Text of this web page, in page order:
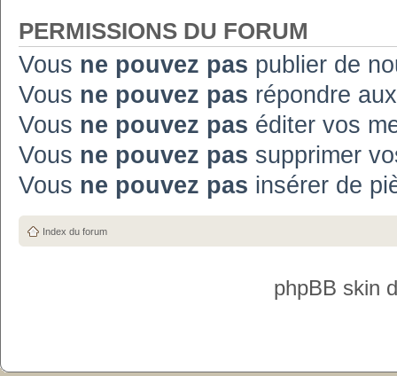
PERMISSIONS DU FORUM
Vous ne pouvez pas publier de
Vous ne pouvez pas répondre
Vous ne pouvez pas éditer vos
Vous ne pouvez pas supprimer
Vous ne pouvez pas insérer de
Index du forum
phpBB skin